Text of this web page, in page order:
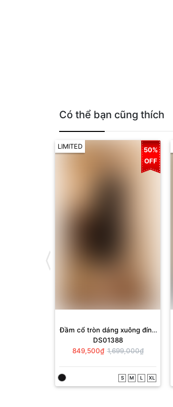
Có thể bạn cũng thích
LIMITED
50%
OFF
Đầm cổ tròn dáng xuông đính
hoa
DS01388
849,500₫ 1,699,000₫
S M L XL